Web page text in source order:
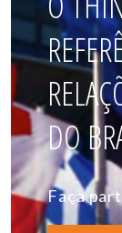
DO
Faça